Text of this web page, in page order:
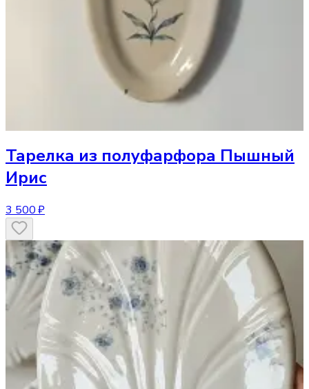
Тарелка из полуфарфора Пышный
Ирис
3 500 ₽